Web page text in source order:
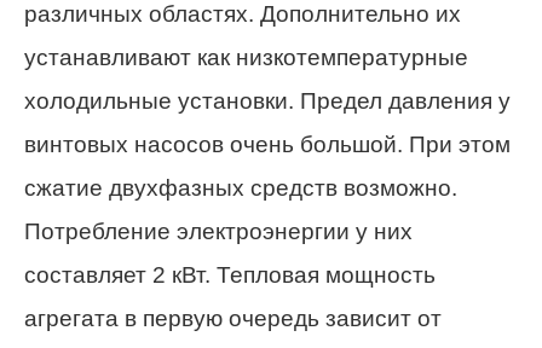
различных областях. Дополнительно их
устанавливают как низкотемпературные
холодильные установки. Предел давления у
винтовых насосов очень большой. При этом
сжатие двухфазных средств возможно.
Потребление электроэнергии у них
составляет 2 кВт. Тепловая мощность
агрегата в первую очередь зависит от